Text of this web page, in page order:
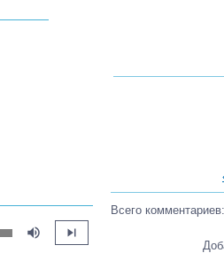
volume_up skip_next
Всего комментариев